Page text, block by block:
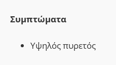
Συμπτώματα
Υψηλός πυρετός